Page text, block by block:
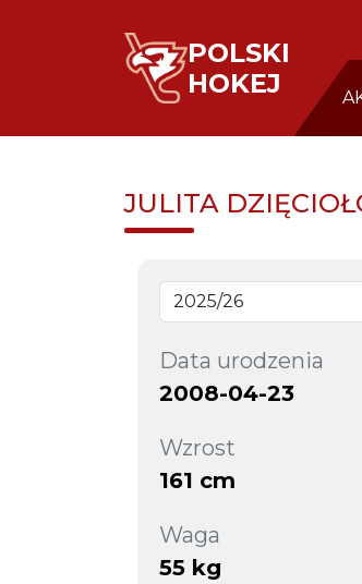
POLSKI
HOKEJ
JULITA
Data urodzenia
2008-04-23
Wzrost
161 cm
Waga
55 kg